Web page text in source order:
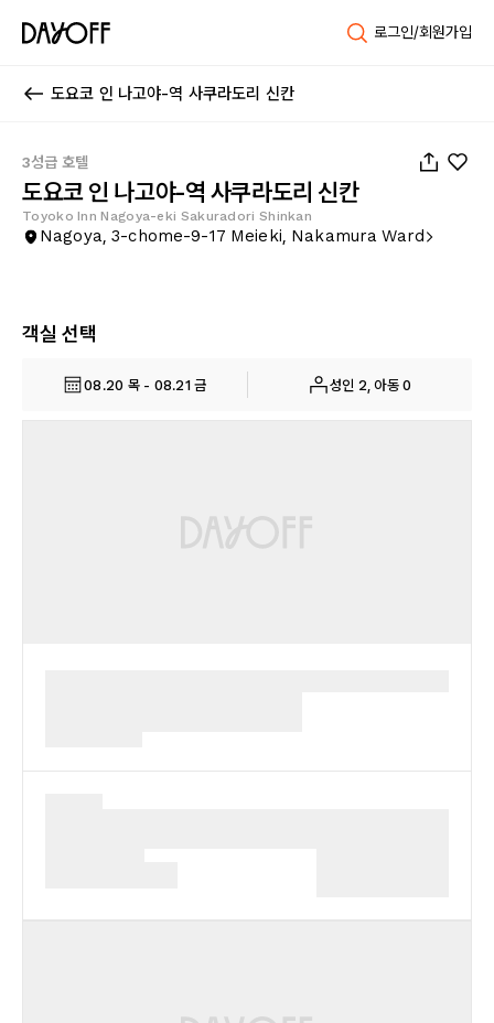
로그인/회원가입
도요코 인 나고야-역 사쿠라도리 신칸
3성급 호텔
도요코 인 나고야-역 사쿠라도리 신칸
Toyoko Inn Nagoya-eki Sakuradori Shinkan
Nagoya, 3-chome-9-17 Meieki, Nakamura Ward
객실 선택
08.20 목 - 08.21 금 성인 2, 아동 0